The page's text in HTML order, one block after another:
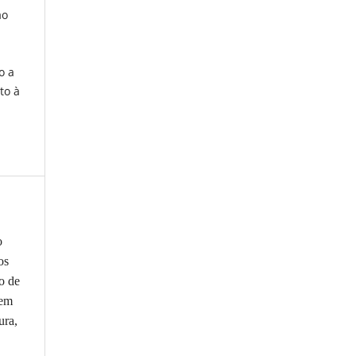
a
à
de